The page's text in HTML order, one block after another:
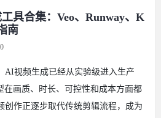
具合集：Veo、Runway、K
南
0
AI视频生成已经从实验级进入生产
在画质、时长、可控性和成本方面都
创作正逐步取代传统剪辑流程，成为